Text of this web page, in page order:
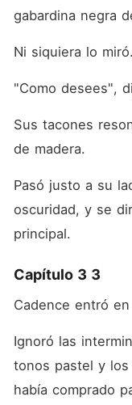
gabardina negra
Ni siquiera lo miró.
"Como desees",
Sus tacones
de madera.
Pasó justo a su
oscuridad, y se
principal.
Capítulo 3 3
Cadence entró
Ignoró las
tonos pastel y
había comprado